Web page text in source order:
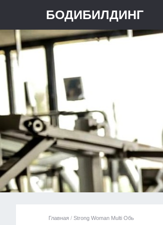
БОДИБИЛДИНГ
Главная / Strong Woman Multi Обь